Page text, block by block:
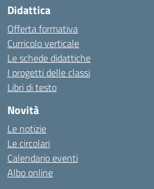
Didattica
Offerta formativa
Curricolo verticale
Le schede didattiche
I progetti delle classi
Libri di testo
Novità
Le notizie
Le circolari
Calendario eventi
Albo online